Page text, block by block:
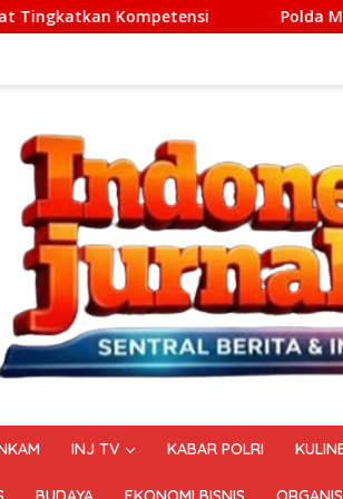
Polda Metro Jaya Berhasil
INJ TV KABAR POLRI